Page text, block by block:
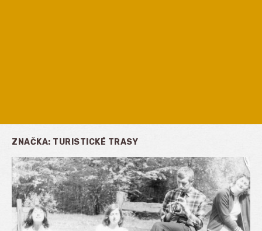
ZNAČKA: TURISTICKÉ TRASY